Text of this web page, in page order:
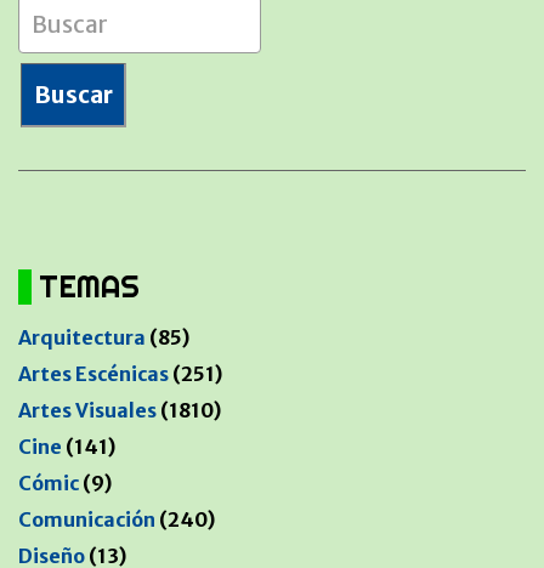
TEMAS
Arquitectura (85)
Artes Escénicas (251)
Artes Visuales (1810)
Cine (141)
Cómic (9)
Comunicación (240)
Diseño (13)